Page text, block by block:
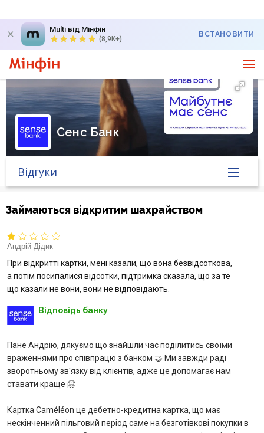
Multi від Мінфін
(8,9K+)
ВСТАНОВИТИ
Сенс Банк
Банк у новинах
Курс валют у банку
Питання банку
Відгуки
Відгуки
Депозити
Депозити юр. осіб
Кредити для бізнеса
Займаються відкритим шахрайством
Андрій Дідик
При відкритті картки, мені казали, що вона безвідсоткова,
а потім посипалися відсотки, підтримка сказала, що за те
що казали не вони, вони не відповідають.
Відповідь банку
Пане Андрію, дякуємо що знайшли час поділитись своїми
враженнями про співпрацю з банком 🤝 Ми завжди раді
зворотньому зв'язку від клієнтів, адже це допомагає нам
ставати краще 🤗
Картка Сaméléon це дебетно-кредитна картка, що має
нескінченний пільговий період саме на безготівкові покупки в